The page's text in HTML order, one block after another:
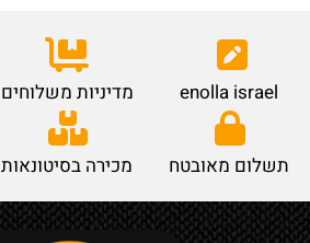
enolla israel מדיניות משלוחים
תשלום מאובטח מכירה בסיטונאות